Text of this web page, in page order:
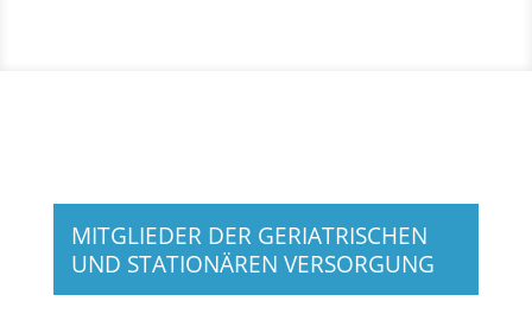
MITGLIEDER DER GERIATRISCHEN
UND STATIONÄREN VERSORGUNG